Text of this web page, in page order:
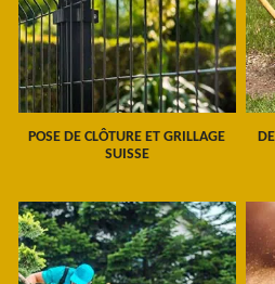
POSE DE CLÔTURE ET GRILLAGE
SUISSE